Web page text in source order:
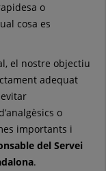
o
cosa es
el nostre objectiu
adequat
o
importants i
del Servei
.